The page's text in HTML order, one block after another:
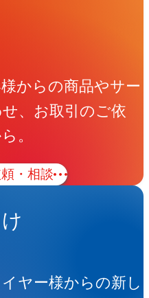
からの商品やサー
、お取引のご依
。
・相談
ヤー様からの新し